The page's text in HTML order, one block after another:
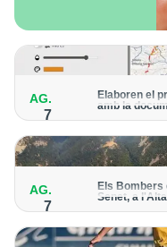
AG.
7
Elaboren el
amb la
Obra de
AG.
7
Els Bombers
Senet, a
El cos manté la